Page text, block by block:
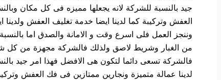
جيد بالنسبة للشركة لانه يجعلها مميزه فى كل مكان
العفش وتركيبة كما لدينا ايضا خدمة تغليف العفش
وننجز العمل فلى اسرع وقت و الامانة والصدق اما
من الغبار وشريط لاصق ولذلك فالشركة مجهزة من
فالشركة تسعى دائما لتكون هى الافضل فهذا امر جيد
لدينا عمالة متميزة ونجارين ممتازين فى فك العفش